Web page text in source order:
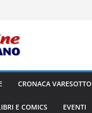
CRONACA VARESOTTO
E COMICS EVENTI